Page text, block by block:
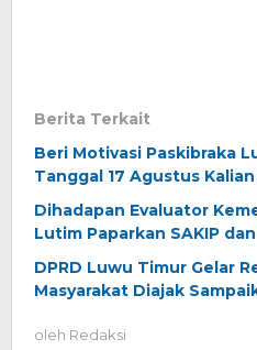
Berita Terkait
Beri Motivasi Paskibraka
Tanggal 17 Agustus
Dihadapan Evaluator
Lutim Paparkan SAKIP
DPRD Luwu Timur Gelar
Masyarakat Diajak
oleh Redaksi